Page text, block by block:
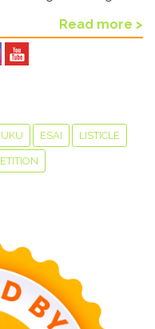
Read more >
ESAI LISTICLE